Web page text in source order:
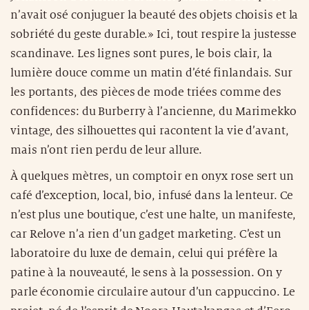
n’avait osé conjuguer la beauté des objets choisis et la
sobriété du geste durable.» Ici, tout respire la justesse
scandinave. Les lignes sont pures, le bois clair, la
lumière douce comme un matin d’été finlandais. Sur
les portants, des pièces de mode triées comme des
confidences: du Burberry à l’ancienne, du Marimekko
vintage, des silhouettes qui racontent la vie d’avant,
mais n’ont rien perdu de leur allure.
À quelques mètres, un comptoir en onyx rose sert un
café d’exception, local, bio, infusé dans la lenteur. Ce
n’est plus une boutique, c’est une halte, un manifeste,
car Relove n’a rien d’un gadget marketing. C’est un
laboratoire du luxe de demain, celui qui préfère la
patine à la nouveauté, le sens à la possession. On y
parle économie circulaire autour d’un cappuccino. Le